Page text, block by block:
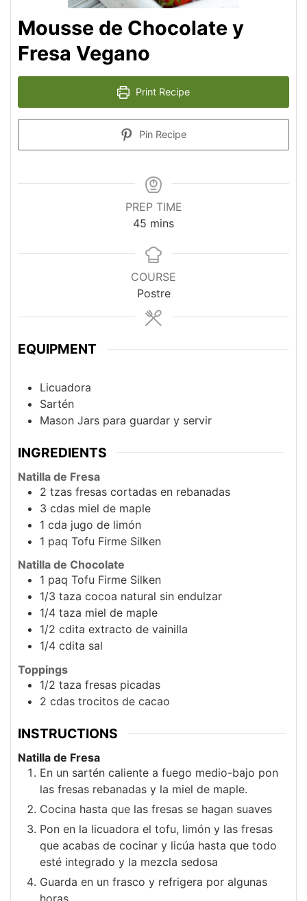
Mousse de Chocolate y
Fresa Vegano
Print Recipe
Pin Recipe
PREP TIME
45 minutes
mins
COURSE
Postre
EQUIPMENT
Licuadora
Sartén
Mason Jars para guardar y servir
INGREDIENTS
Natilla de Fresa
2 tzas fresas cortadas en rebanadas
3 cdas miel de maple
1 cda jugo de limón
1 paq Tofu Firme Silken
Natilla de Chocolate
1 paq Tofu Firme Silken
1/3 taza cocoa natural sin endulzar
1/4 taza miel de maple
1/2 cdita extracto de vainilla
1/4 cdita sal
Toppings
1/2 taza fresas picadas
2 cdas trocitos de cacao
INSTRUCTIONS
Natilla de Fresa
En un sartén caliente a fuego medio-bajo pon
las fresas rebanadas y la miel de maple.
Cocina hasta que las fresas se hagan suaves
Pon en la licuadora el tofu, limón y las fresas
que acabas de cocinar y licúa hasta que todo
esté integrado y la mezcla sedosa
Guarda en un frasco y refrigera por algunas